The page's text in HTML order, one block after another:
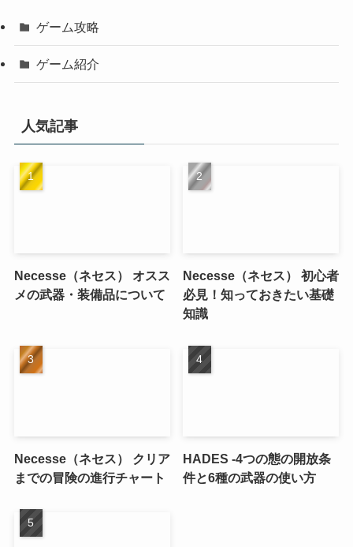
ゲーム攻略
ゲーム紹介
人気記事
Necesse（ネセス） オスス
メの武器・装備品について
Necesse（ネセス） 初心者
必見！知っておきたい基礎
知識
Necesse（ネセス） クリア
までの冒険の進行チャート
HADES -4つの態の開放条
件と6種の武器の使い方